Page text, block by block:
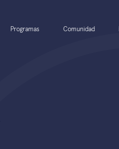
Programas Comunidad